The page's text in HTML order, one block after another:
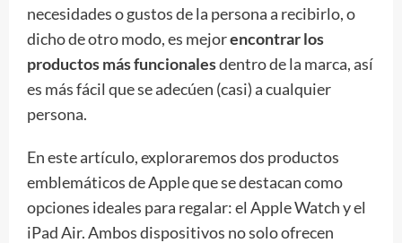
necesidades o gustos de la persona a recibirlo, o
dicho de otro modo, es mejorencontrar los
productos más funcionalesdentro de la marca, así
es más fácil que se adecúen (casi) a cualquier
persona.
En este artículo, exploraremos dos productos
emblemáticos de Apple que se destacan como
opciones ideales para regalar: el Apple Watch y el
iPad Air. Ambos dispositivos no solo ofrecen